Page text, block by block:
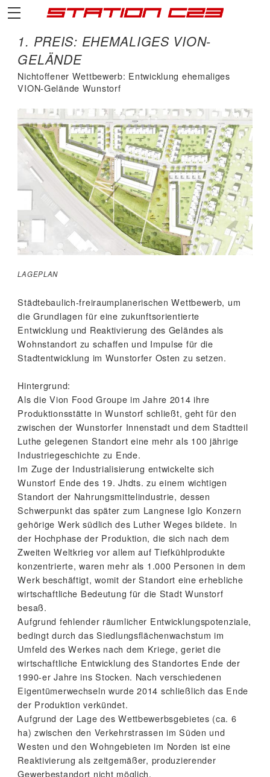
1. PREIS: EHEMALIGES VION-
GELÄNDE
Nichtoffener Wettbewerb: Entwicklung ehemaliges
VION-Gelände Wunstorf
LAGEPLAN
Städtebaulich-freiraumplanerischen Wettbewerb, um
die Grundlagen für eine zukunftsorientierte
Entwicklung und Reaktivierung des Geländes als
Wohnstandort zu schaffen und Impulse für die
Stadtentwicklung im Wunstorfer Osten zu setzen.
Hintergrund:
Als die Vion Food Groupe im Jahre 2014 ihre
Produktionsstätte in Wunstorf schließt, geht für den
zwischen der Wunstorfer Innenstadt und dem Stadtteil
Luthe gelegenen Standort eine mehr als 100 jährige
Industriegeschichte zu Ende.
Im Zuge der Industrialisierung entwickelte sich
Wunstorf Ende des 19. Jhdts. zu einem wichtigen
Standort der Nahrungsmittelindustrie, dessen
Schwerpunkt das später zum Langnese Iglo Konzern
gehörige Werk südlich des Luther Weges bildete. In
der Hochphase der Produktion, die sich nach dem
Zweiten Weltkrieg vor allem auf Tiefkühlprodukte
konzentrierte, waren mehr als 1.000 Personen in dem
Werk beschäftigt, womit der Standort eine erhebliche
wirtschaftliche Bedeutung für die Stadt Wunstorf
besaß.
Aufgrund fehlender räumlicher Entwicklungspotenziale,
bedingt durch das Siedlungsflächenwachstum im
Umfeld des Werkes nach dem Kriege, geriet die
wirtschaftliche Entwicklung des Standortes Ende der
1990-er Jahre ins Stocken. Nach verschiedenen
Eigentümerwechseln wurde 2014 schließlich das Ende
der Produktion verkündet.
Aufgrund der Lage des Wettbewerbsgebietes (ca. 6
ha) zwischen den Verkehrstrassen im Süden und
Westen und den Wohngebieten im Norden ist eine
Reaktivierung als zeitgemäßer, produzierender
Gewerbestandort nicht möglich.